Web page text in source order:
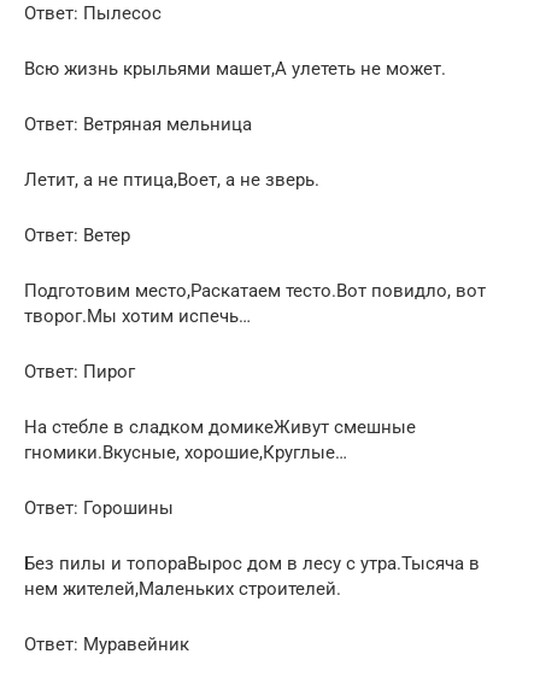
Ответ: Пылесос
Всю жизнь крыльями машет,А улететь не может.
Ответ: Ветряная мельница
Летит, а не птица,Воет, а не зверь.
Ответ: Ветер
Подготовим место,Раскатаем тесто.Вот повидло, вот
творог.Мы хотим испечь…
Ответ: Пирог
На стебле в сладком домикеЖивут смешные
гномики.Вкусные, хорошие,Круглые…
Ответ: Горошины
Без пилы и топораВырос дом в лесу с утра.Тысяча в
нем жителей,Маленьких строителей.
Ответ: Муравейник